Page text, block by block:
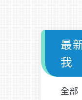
最
我
全部